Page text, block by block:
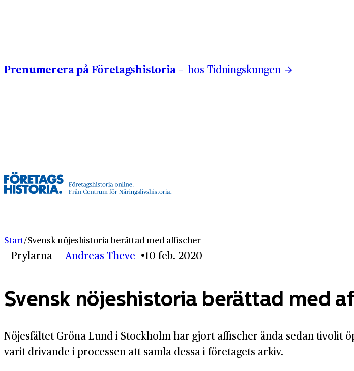
Prenumerera på Företagshistoria – hos Tidningskungen
Start/Svensk nöjeshistoria berättad med affischer
Prylarna Andreas Theve 10 feb. 2020
Svensk nöjeshistoria berättad med
Nöjesfältet Gröna Lund i Stockholm har gjort affischer ända sedan tivolit
varit drivande i processen att samla dessa i företagets arkiv.